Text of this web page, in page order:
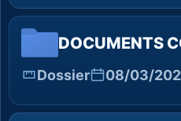
DOCUMENTS
Dossier 08/03/